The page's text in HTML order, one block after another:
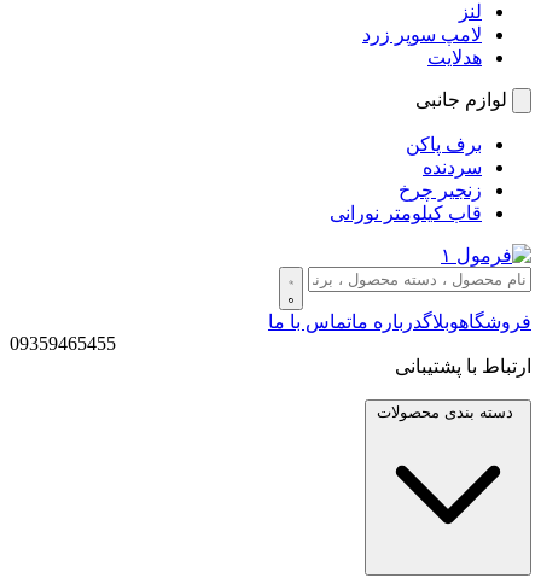
لنز
لامپ سوپر زرد
هدلایت
لوازم جانبی
برف پاکن
سردنده
زنجیر چرخ
قاب کیلومتر نورانی
فروشگاهوبلاگدرباره ماتماس با ما
09359465455
ارتباط با پشتیبانی
دسته بندی محصولات